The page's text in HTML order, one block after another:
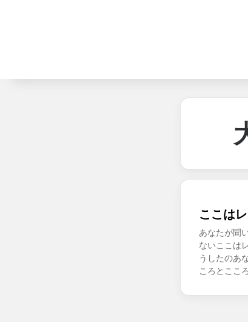
ここは
あなたが聞
ないここは
うしたのあ
ころとここ